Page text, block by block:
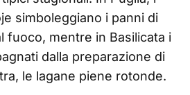
simboleggiano i panni di
fuoco, mentre in Basilicata i
dalla preparazione di
le lagane piene rotonde.